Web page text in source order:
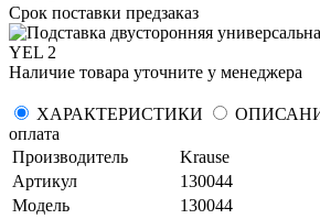
Срок поставки предзаказ
Наличие товара уточните у менеджера
ХАРАКТЕРИСТИКИ
оплата
Производитель
Krause
Артикул
130044
Модель
130044